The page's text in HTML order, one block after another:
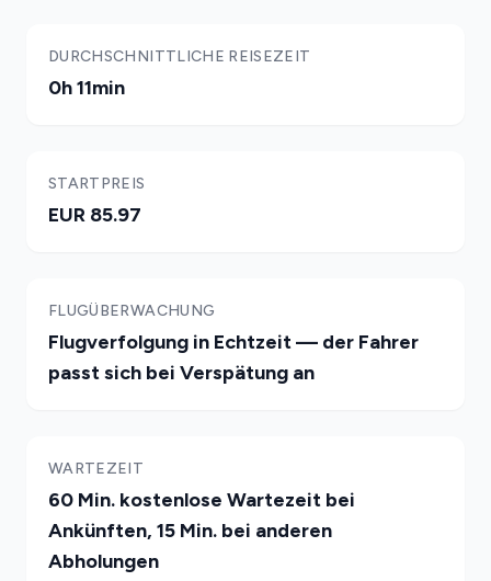
DURCHSCHNITTLICHE REISEZEIT
0h 11min
STARTPREIS
EUR 85.97
FLUGÜBERWACHUNG
Flugverfolgung in Echtzeit — der Fahrer
passt sich bei Verspätung an
WARTEZEIT
60 Min. kostenlose Wartezeit bei
Ankünften, 15 Min. bei anderen
Abholungen